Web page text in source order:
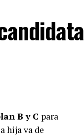
B y C para
hija va de